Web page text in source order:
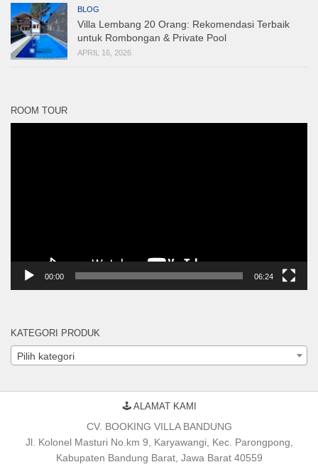
BLOG
Villa Lembang 20 Orang: Rekomendasi Terbaik
untuk Rombongan & Private Pool
APRIL 16, 2026
ROOM TOUR
00:00 06:24
KATEGORI PRODUK
Pilih kategori
🕹 ALAMAT KAMI
CV. BOOKING VILLA BANDUNG
Jl. Kolonel Masturi No.km 9, Karyawangi, Kec. Parongpong,
Kabupaten Bandung Barat, Jawa Barat 40559